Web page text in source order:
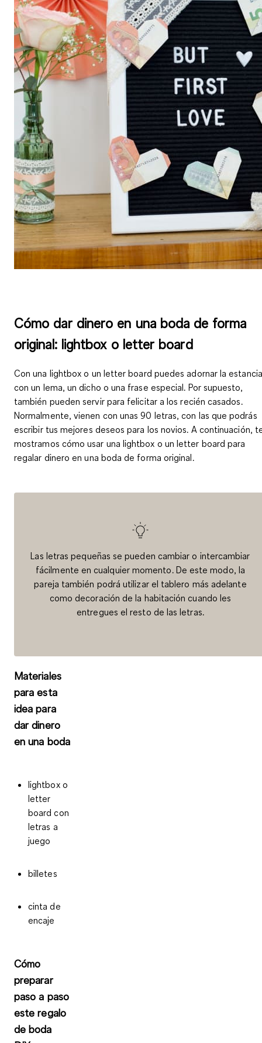
Cómo dar dinero en una boda de forma
original: lightbox o letter board
Con una lightbox o un letter board puedes adornar la estancia
con un lema, un dicho o una frase especial. Por supuesto,
también pueden servir para felicitar a los recién casados.
Normalmente, vienen con unas 90 letras, con las que podrás
escribir tus mejores deseos para los novios. A continuación,
mostramos cómo usar una lightbox o un letter board para
regalar dinero en una boda de forma original.
Las letras pequeñas se pueden cambiar o intercambiar
fácilmente en cualquier momento. De este modo, la
pareja también podrá utilizar el tablero más adelante
como decoración de la habitación cuando les
entregues el resto de las letras.
Materiales
para esta
idea para
dar dinero
en una boda
lightbox o
letter
board con
letras a
juego
billetes
cinta de
encaje
Cómo
preparar
paso a paso
este regalo
de boda